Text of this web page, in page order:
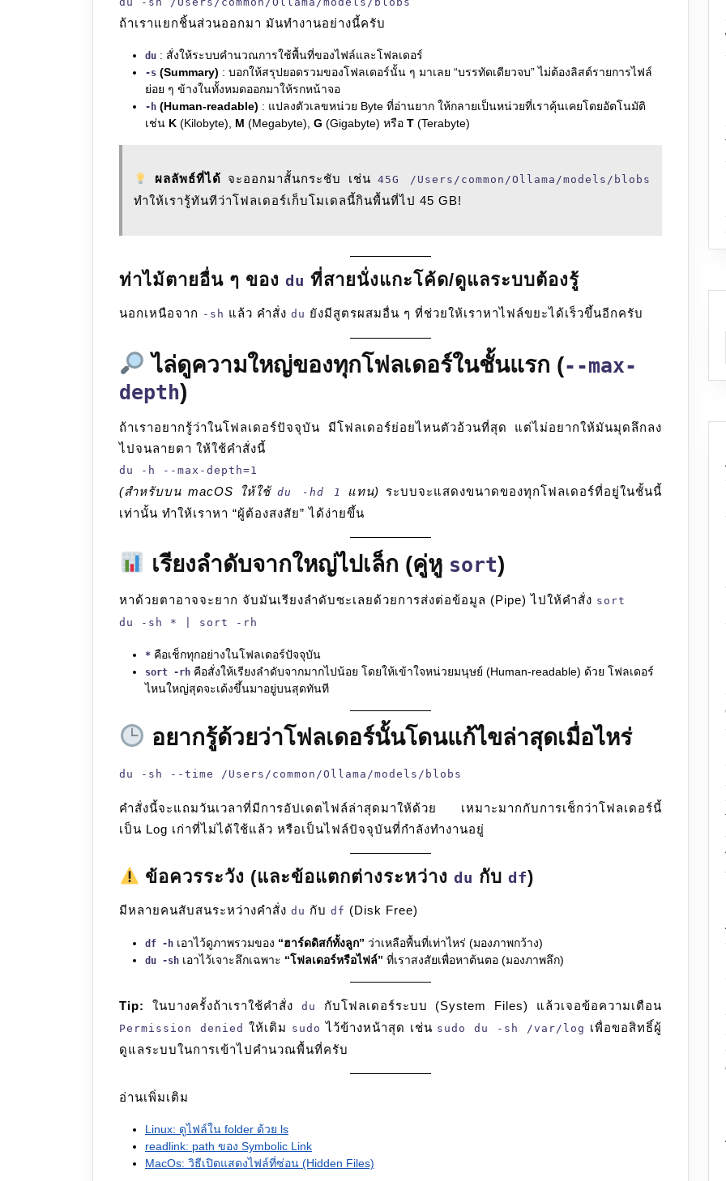
ถ้าเราแยกชิ้นส่วนออกมา มันทำงานอย่างนี้ครับ
du : สั่งให้ระบบคำนวณการใช้พื้นที่ของไฟล์และโฟลเดอร์
-s (Summary) : บอกให้สรุปยอดรวมของโฟลเดอร์นั้น ๆ มาเลย “บรรทัดเดียวจบ” ไม่ต้องลิสต์รายการไฟล์
ย่อย ๆ ข้างในทั้งหมดออกมาให้รกหน้าจอ
-h (Human-readable) : แปลงตัวเลขหน่วย Byte ที่อ่านยาก ให้กลายเป็นหน่วยที่เราคุ้นเคยโดยอัตโนมัติ
เช่น K (Kilobyte), M (Megabyte), G (Gigabyte) หรือ T (Terabyte)
ผลลัพธ์ที่ได้ จะออกมาสั้นกระชับ เช่น45G /Users/common/Ollama/models/blobs
ทำให้เรารู้ทันทีว่าโฟลเดอร์เก็บโมเดลนี้กินพื้นที่ไป 45 GB!
ท่าไม้ตายอื่น ๆ ของ du ที่สายนั่งแกะโค้ด/ดูแลระบบต้องรู้
นอกเหนือจาก -sh แล้ว คำสั่ง du ยังมีสูตรผสมอื่น ๆ ที่ช่วยให้เราหาไฟล์ขยะได้เร็วขึ้นอีกครับ
ไล่ดูความใหญ่ของทุกโฟลเดอร์ในชั้นแรก (--max-
depth)
ถ้าเราอยากรู้ว่าในโฟลเดอร์ปัจจุบัน มีโฟลเดอร์ย่อยไหนตัวอ้วนที่สุด แต่ไม่อยากให้มันมุดลึกลง
ไปจนลายตา ให้ใช้คำสั่งนี้
du -h --max-depth=1
(สำหรับบน macOS ให้ใช้du -hd 1 แทน)
ระบบจะแสดงขนาดของทุกโฟลเดอร์ที่อยู่ในชั้นนี้
เท่านั้น ทำให้เราหา “ผู้ต้องสงสัย” ได้ง่ายขึ้น
เรียงลำดับจากใหญ่ไปเล็ก (คู่หู sort)
หาด้วยตาอาจจะยาก จับมันเรียงลำดับซะเลยด้วยการส่งต่อข้อมูล (Pipe) ไปให้คำสั่ง sort
du -sh * | sort -rh
* คือเช็กทุกอย่างในโฟลเดอร์ปัจจุบัน
sort -rh คือสั่งให้เรียงลำดับจากมากไปน้อย โดยให้เข้าใจหน่วยมนุษย์ (Human-readable) ด้วย โฟลเดอร์
ไหนใหญ่สุดจะเด้งขึ้นมาอยู่บนสุดทันที
อยากรู้ด้วยว่าโฟลเดอร์นั้นโดนแก้ไขล่าสุดเมื่อไหร่
du -sh --time /Users/common/Ollama/models/blobs
คำสั่งนี้จะแถมวันเวลาที่มีการอัปเดตไฟล์ล่าสุดมาให้ด้วย เหมาะมากกับการเช็กว่าโฟลเดอร์นี้
เป็น Log เก่าที่ไม่ได้ใช้แล้ว หรือเป็นไฟล์ปัจจุบันที่กำลังทำงานอยู่
ข้อควรระวัง (และข้อแตกต่างระหว่างdu กับdf)
มีหลายคนสับสนระหว่างคำสั่ง du กับ df (Disk Free)
df -h เอาไว้ดูภาพรวมของ “ฮาร์ดดิสก์ทั้งลูก” ว่าเหลือพื้นที่เท่าไหร่ (มองภาพกว้าง)
du -sh เอาไว้เจาะลึกเฉพาะ “โฟลเดอร์หรือไฟล์” ที่เราสงสัยเพื่อหาต้นตอ (มองภาพลึก)
Tip: ในบางครั้งถ้าเราใช้คำสั่ง du กับโฟลเดอร์ระบบ (System Files) แล้วเจอข้อความเตือน
Permission denied ให้เติม sudo ไว้ข้างหน้าสุด เช่น sudo du -sh /var/log เพื่อขอสิทธิ์ผู้
ดูแลระบบในการเข้าไปคำนวณพื้นที่ครับ
อ่านเพิ่มเติม
Linux: ดูไฟล์ใน folder ด้วย ls
readlink: path ของ Symbolic Link
MacOs: วิธีเปิดแสดงไฟล์ที่ซ่อน (Hidden Files)